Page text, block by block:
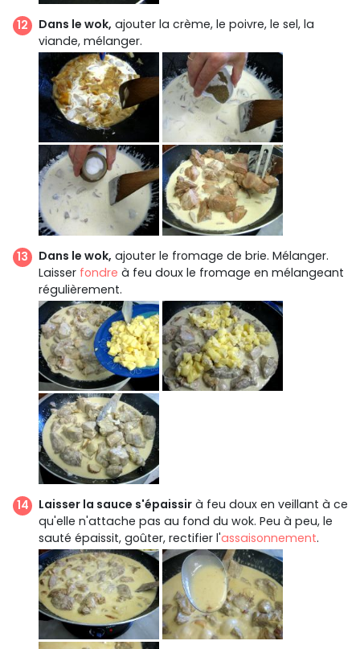
Dans le wok, ajouter la crème, le poivre, le sel, la
viande, mélanger.
Dans le wok, ajouter le fromage de brie. Mélanger.
Laisser fondre à feu doux le fromage en mélangeant
régulièrement.
Laisser la sauce s'épaissir à feu doux en veillant à ce
qu'elle n'attache pas au fond du wok. Peu à peu, le
sauté épaissit, goûter, rectifier l'assaisonnement.